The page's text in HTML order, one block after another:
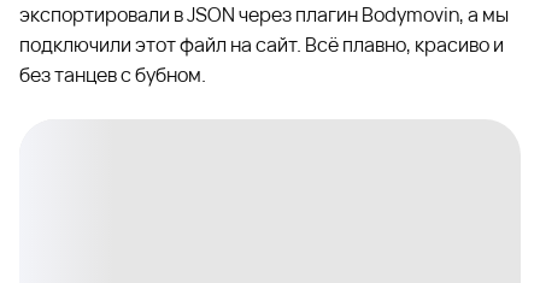
экспортировали в JSON через плагин Bodymovin, а мы
подключили этот файл на сайт. Всё плавно, красиво и
без танцев с бубном.